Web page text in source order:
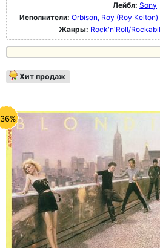
Лейбл: Sony
Исполнители: Orbison, Roy (Roy
Жанры: Rock'n'Roll/
Хит продаж